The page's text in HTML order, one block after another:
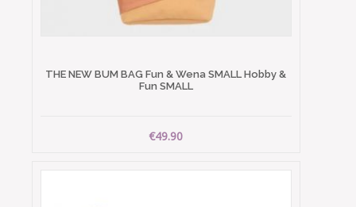
THE NEW BUM BAG Fun & Wena SMALL Hobby &
Fun SMALL
€49.90